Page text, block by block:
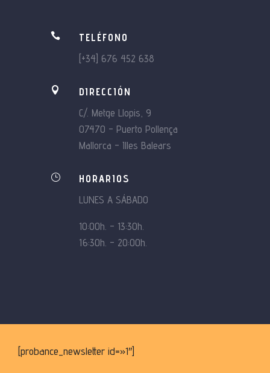

TELÉFONO
[+34] 676 452 638

DIRECCIÓN
C/. Metge Llopis, 9
07470 – Puerto Pollença
Mallorca – Illes Balears
}
HORARIOS
LUNES A SÁBADO
10:00h. – 13:30h.
16:30h. – 20:00h.
[probance_newsletter id=»1″]